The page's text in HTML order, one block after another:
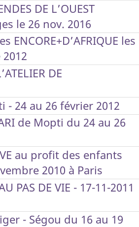
DE L’OUEST
le 26 nov. 2016
ENCORE+D’AFRIQUE les
DE
- 24 au 26 février 2012
de Mopti du 24 au 26
au profit des enfants
2010 à Paris
PAS DE VIE - 17-11-2011
- Ségou du 16 au 19